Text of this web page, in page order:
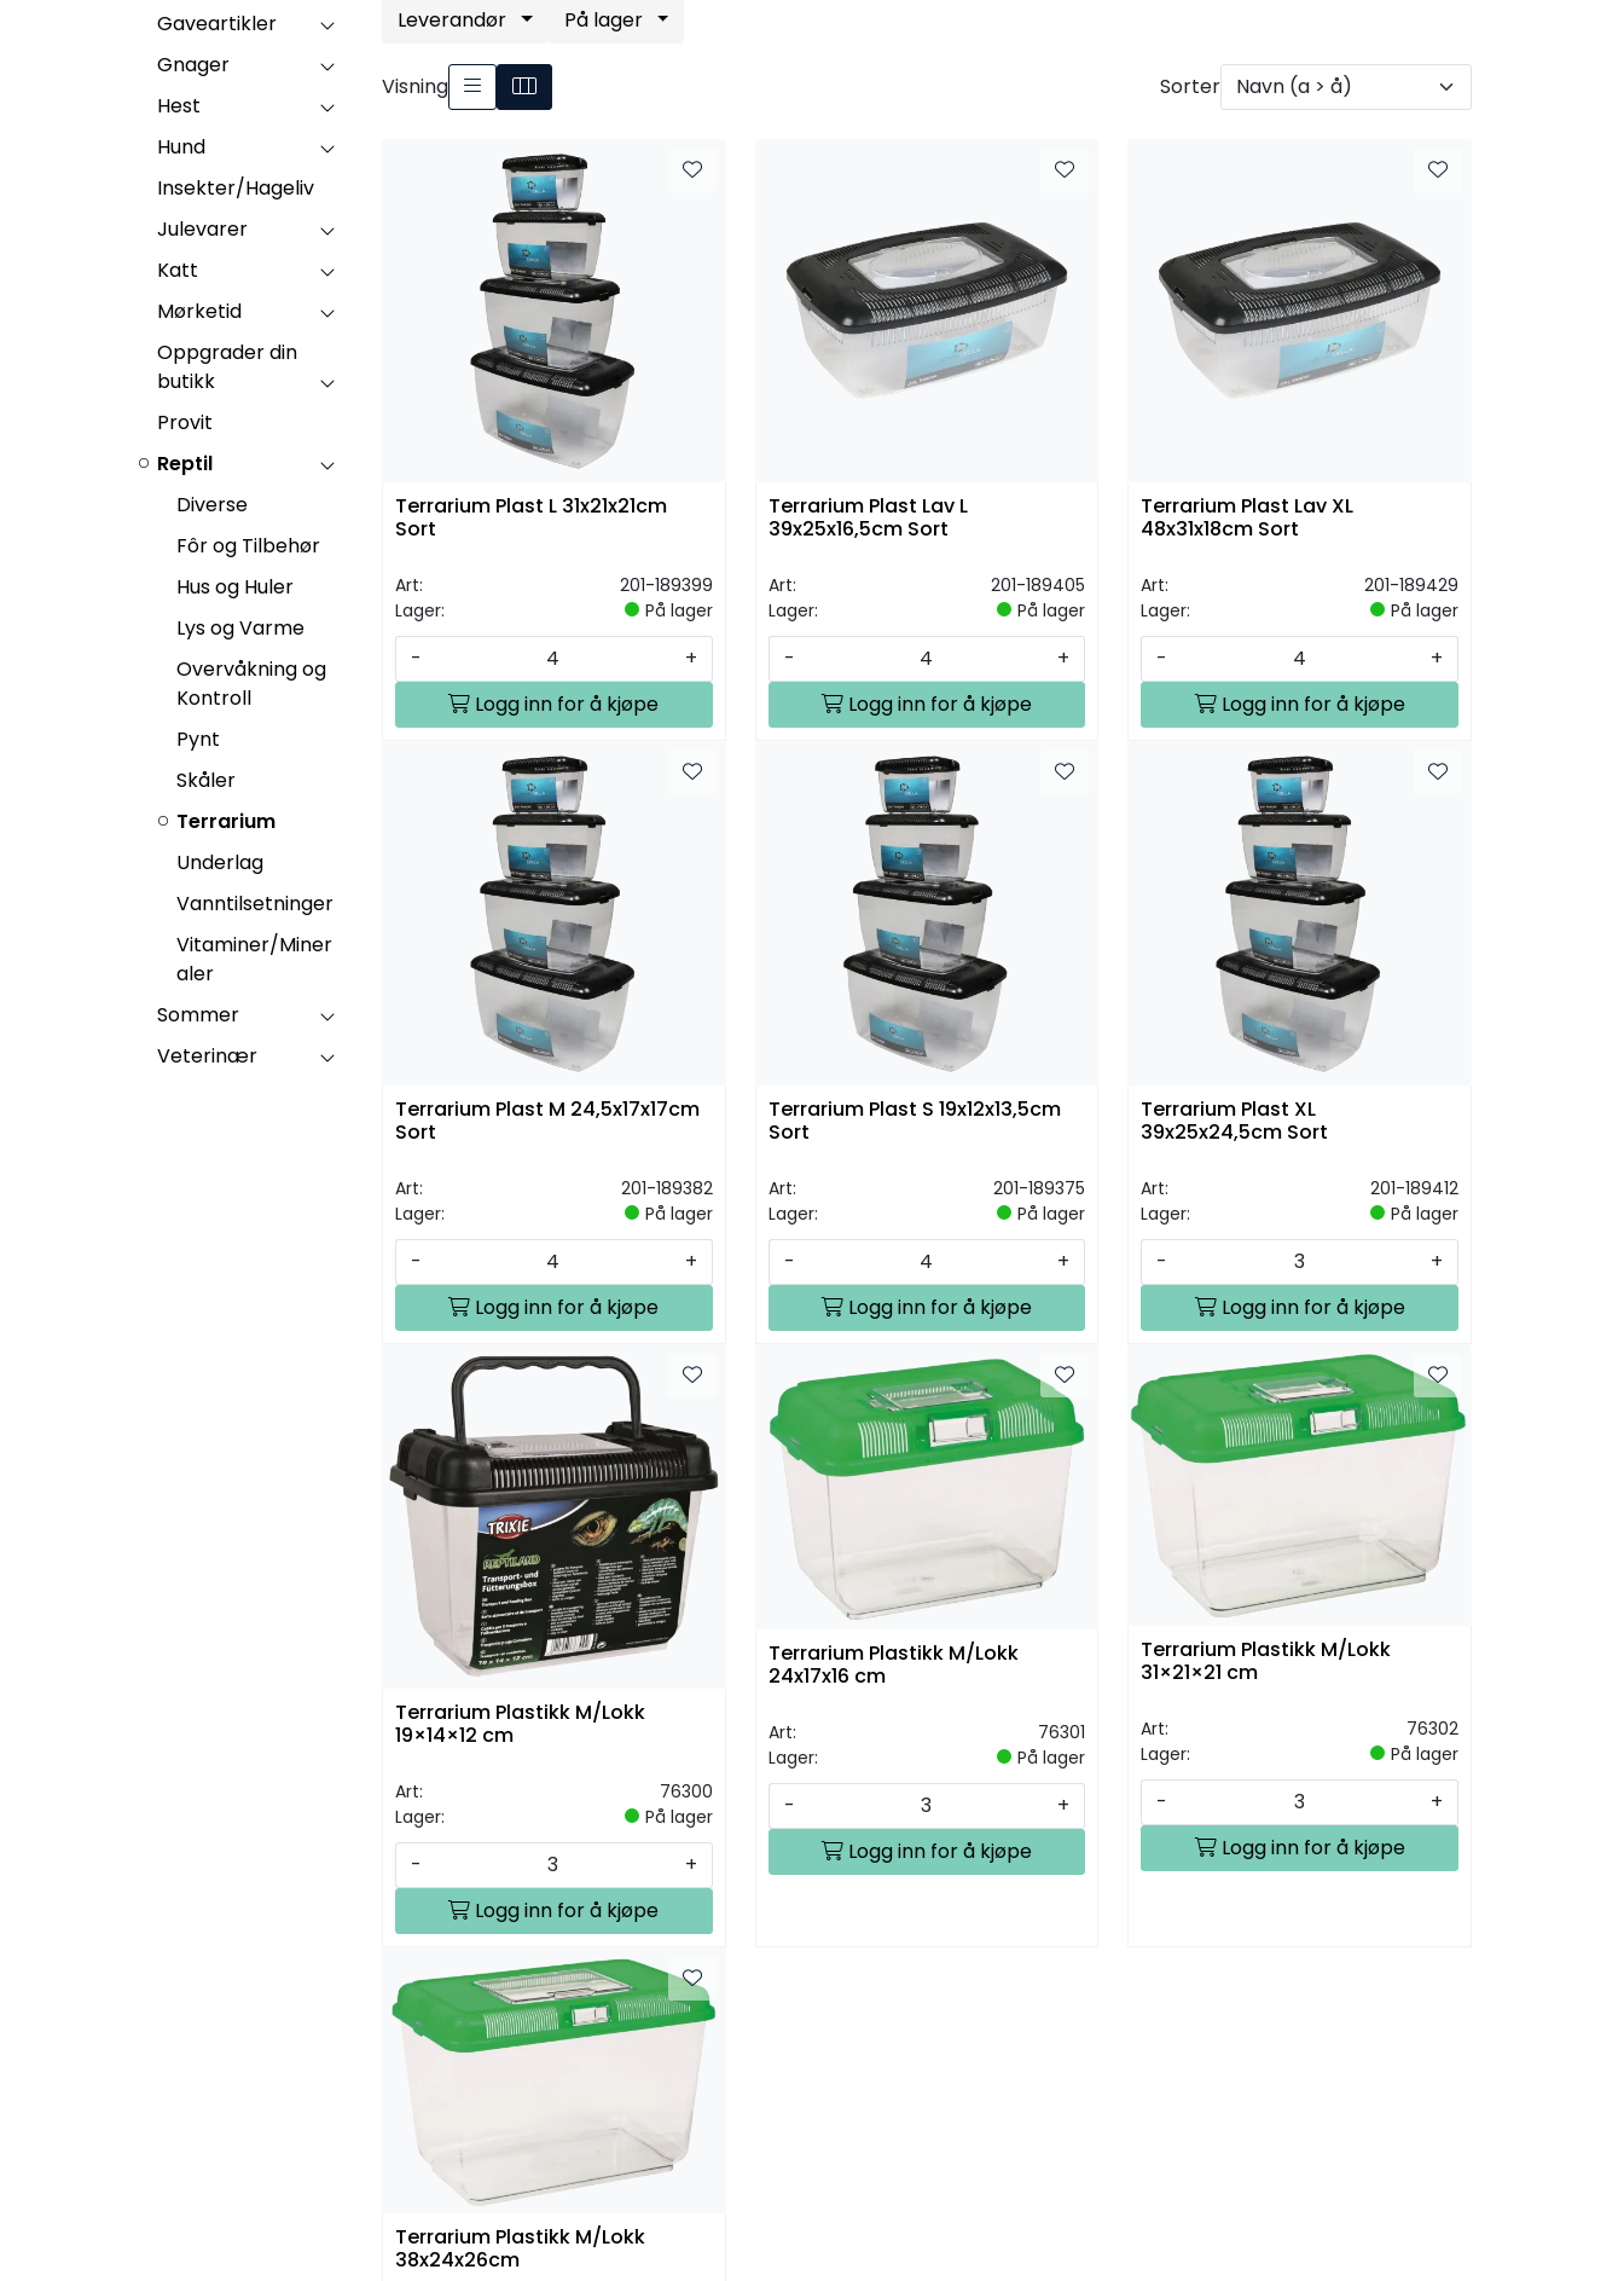
Gaveartikler
Gnager
Hest
Hund
Insekter/Hageliv
Julevarer
Katt
Mørketid
Oppgrader din
butikk
Provit
Reptil
Diverse
Fôr og Tilbehør
Hus og Huler
Lys og Varme
Overvåkning og
Kontroll
Pynt
Skåler
Terrarium
Underlag
Vanntilsetninger
Vitaminer/Miner
aler
Sommer
Veterinær
Leverandør På lager
Visning Sorter
Terrarium Plast L 31x21x21cm
Sort
Art:
201-189399
Lager:
På lager
-
+
Logg inn for å kjøpe
Terrarium Plast Lav L
39x25x16,5cm Sort
Art:
201-189405
Lager:
På lager
-
+
Logg inn for å kjøpe
Terrarium Plast Lav XL
48x31x18cm Sort
Art:
201-189429
Lager:
På lager
-
+
Logg inn for å kjøpe
Terrarium Plast M 24,5x17x17cm
Sort
Art:
201-189382
Lager:
På lager
-
+
Logg inn for å kjøpe
Terrarium Plast S 19x12x13,5cm
Sort
Art:
201-189375
Lager:
På lager
-
+
Logg inn for å kjøpe
Terrarium Plast XL
39x25x24,5cm Sort
Art:
201-189412
Lager:
På lager
-
+
Logg inn for å kjøpe
Terrarium Plastikk M/Lokk
19×14×12 cm
Art:
76300
Lager:
På lager
-
+
Logg inn for å kjøpe
Terrarium Plastikk M/Lokk
24x17x16 cm
Art:
76301
Lager:
På lager
-
+
Logg inn for å kjøpe
Terrarium Plastikk M/Lokk
31×21×21 cm
Art:
76302
Lager:
På lager
-
+
Logg inn for å kjøpe
Terrarium Plastikk M/Lokk
38x24x26cm